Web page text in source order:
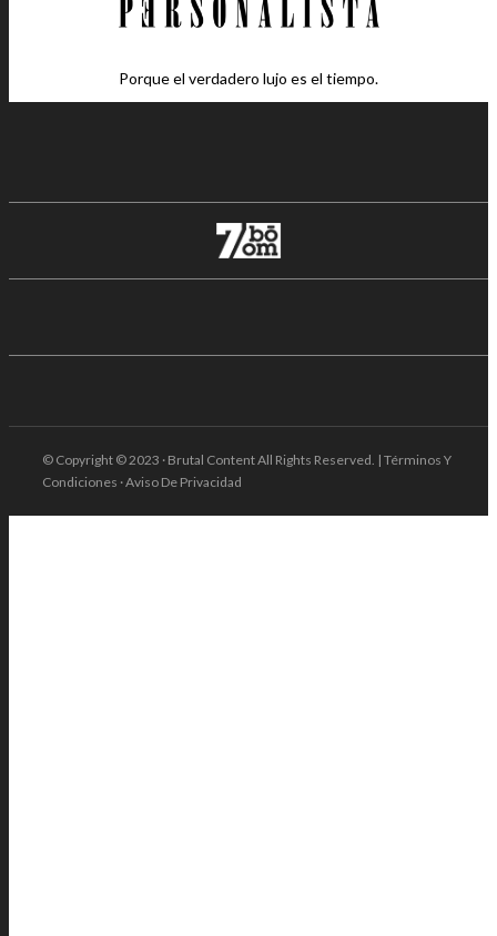
Porque el verdadero lujo es el tiempo.
© Copyright © 2023 · Brutal Content All Rights Reserved. | Términos Y
Condiciones · Aviso De Privacidad